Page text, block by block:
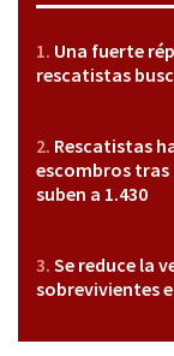
Una fuerte
rescatistas
Rescatistas
escombros
suben a 1.430
Se reduce la
sobrevivientes